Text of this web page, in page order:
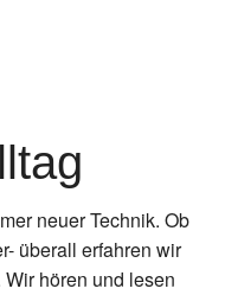
neuer Technik. Ob
überall erfahren wir
hören und lesen